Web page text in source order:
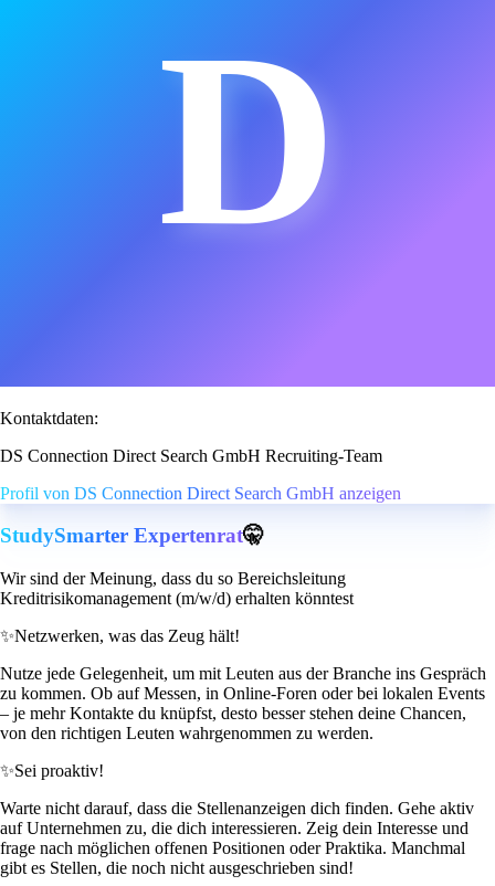
D
Kontaktdaten:
DS Connection Direct Search GmbH Recruiting-Team
Profil von DS Connection Direct Search GmbH anzeigen
StudySmarter Expertenrat🤫
Wir sind der Meinung, dass du so Bereichsleitung
Kreditrisikomanagement (m/w/d) erhalten könntest
✨Netzwerken, was das Zeug hält!
Nutze jede Gelegenheit, um mit Leuten aus der Branche ins Gespräch
zu kommen. Ob auf Messen, in Online-Foren oder bei lokalen Events
– je mehr Kontakte du knüpfst, desto besser stehen deine Chancen,
von den richtigen Leuten wahrgenommen zu werden.
✨Sei proaktiv!
Warte nicht darauf, dass die Stellenanzeigen dich finden. Gehe aktiv
auf Unternehmen zu, die dich interessieren. Zeig dein Interesse und
frage nach möglichen offenen Positionen oder Praktika. Manchmal
gibt es Stellen, die noch nicht ausgeschrieben sind!